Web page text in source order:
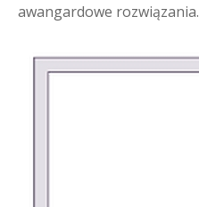
awangardowe rozwiązania.